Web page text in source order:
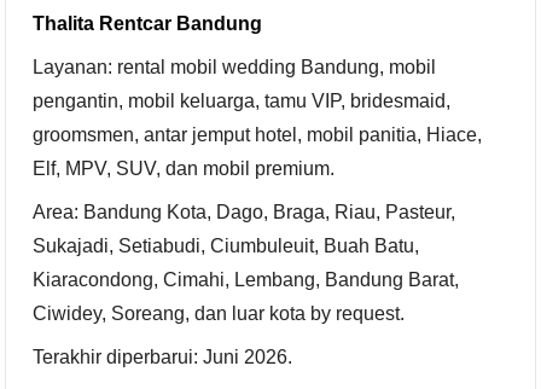
Thalita Rentcar Bandung
Layanan: rental mobil wedding Bandung, mobil
pengantin, mobil keluarga, tamu VIP, bridesmaid,
groomsmen, antar jemput hotel, mobil panitia, Hiace,
Elf, MPV, SUV, dan mobil premium.
Area: Bandung Kota, Dago, Braga, Riau, Pasteur,
Sukajadi, Setiabudi, Ciumbuleuit, Buah Batu,
Kiaracondong, Cimahi, Lembang, Bandung Barat,
Ciwidey, Soreang, dan luar kota by request.
Terakhir diperbarui: Juni 2026.